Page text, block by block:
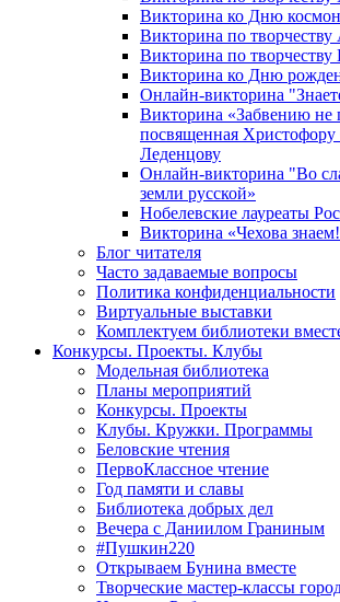
Викторина ко Дню
Викторина по
Викторина по
Викторина ко Дню
Онлайн-викторина
Викторина «Забвению не
посвященная
Леденцову
Онлайн-викторина "Во
земли русской»
Нобелевские лауреаты
Викторина «Чехова
Блог читателя
Часто задаваемые вопросы
Политика конфиденциальности
Виртуальные выставки
Комплектуем библиотеки
Конкурсы. Проекты. Клубы
Модельная библиотека
Планы мероприятий
Конкурсы. Проекты
Клубы. Кружки. Программы
Беловские чтения
ПервоКлассное чтение
Год памяти и славы
Библиотека добрых дел
Вечера с Даниилом Граниным
#Пушкин220
Открываем Бунина вместе
Творческие мастер-классы